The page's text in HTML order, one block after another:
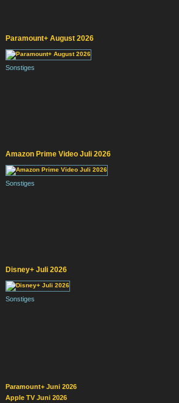
Paramount+ August 2026
Sonstiges
Amazon Prime Video Juli 2026
Sonstiges
Disney+ Juli 2026
Sonstiges
Paramount+ Juni 2026
Apple TV Juni 2026